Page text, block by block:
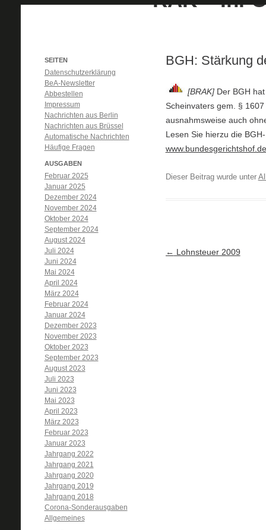
BGH: Stärkung
[BRAK] Der BGH
Scheinvaters gem. §
ausnahmsweise auch
Lesen Sie hierzu die
www.bundesgerichtshof.de
Dieser Beitrag wurde unter
Artikel-Navigation
← Lohnsteuer 2009
SEITEN
Datenschutzerklärung
BeA-Newsletter
Abbestellen
Impressum
Nachrichten aus Berlin
Nachrichten aus Brüssel
Automatische Nachrichten
Häufige Fragen
AUSGABEN
Februar 2025
Januar 2025
Dezember 2024
November 2024
Oktober 2024
September 2024
August 2024
Juli 2024
Juni 2024
Mai 2024
April 2024
März 2024
Februar 2024
Januar 2024
Dezember 2023
November 2023
Oktober 2023
September 2023
August 2023
Juli 2023
Juni 2023
Mai 2023
April 2023
März 2023
Februar 2023
Januar 2023
Jahrgang 2022
Jahrgang 2021
Jahrgang 2020
Jahrgang 2019
Jahrgang 2018
Corona-Sonderausgaben
Allgemeines